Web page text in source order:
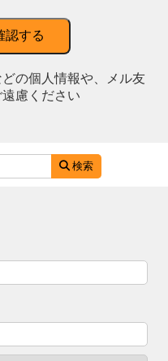
認する
の個人情報や、メル友
慮ください
検索